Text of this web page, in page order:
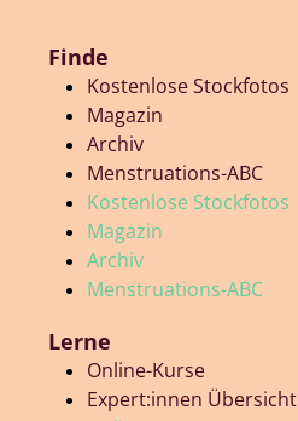
Finde
Kostenlose Stockfotos
Magazin
Archiv
Menstruations-ABC
Kostenlose Stockfotos
Magazin
Archiv
Menstruations-ABC
Lerne
Online-Kurse
Expert:innen Übersicht